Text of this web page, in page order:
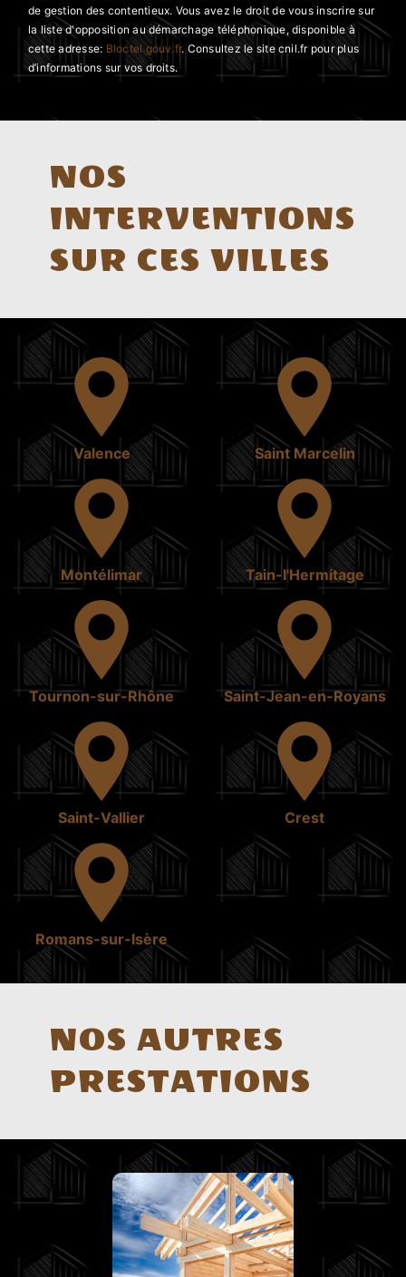
de gestion des contentieux. Vous avez le droit de vous inscrire sur
la liste d'opposition au démarchage téléphonique, disponible à
cette adresse: Bloctel.gouv.fr. Consultez le site cnil.fr pour plus
d’informations sur vos droits.
NOS
INTERVENTIONS
SUR CES VILLES
Valence Saint Marcelin
Montélimar Tain-l'Hermitage
Tournon-sur-Rhône Saint-Jean-en-Royans
Saint-Vallier Crest
Romans-sur-Isère
NOS AUTRES
PRESTATIONS